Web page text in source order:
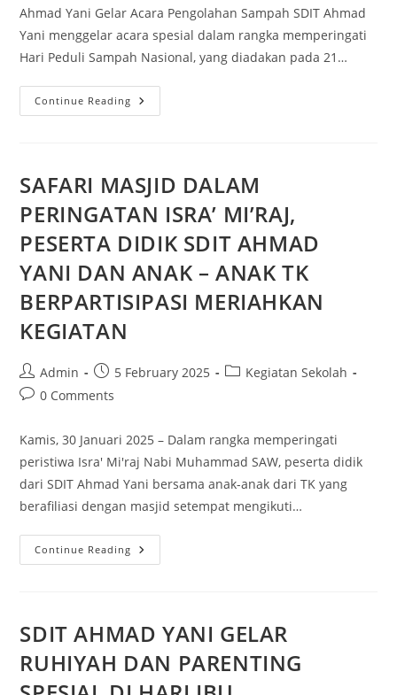
Ahmad Yani Gelar Acara Pengolahan Sampah SDIT Ahmad
Yani menggelar acara spesial dalam rangka memperingati
Hari Peduli Sampah Nasional, yang diadakan pada 21…
Continue Reading
SAFARI MASJID DALAM
PERINGATAN ISRA’ MI’RAJ,
PESERTA DIDIK SDIT AHMAD
YANI DAN ANAK – ANAK TK
BERPARTISIPASI MERIAHKAN
KEGIATAN
Admin 5 February 2025
Kegiatan Sekolah
0 Comments
Kamis, 30 Januari 2025 – Dalam rangka memperingati
peristiwa Isra' Mi'raj Nabi Muhammad SAW, peserta didik
dari SDIT Ahmad Yani bersama anak-anak dari TK yang
berafiliasi dengan masjid setempat mengikuti…
Continue Reading
SDIT AHMAD YANI GELAR
RUHIYAH DAN PARENTING